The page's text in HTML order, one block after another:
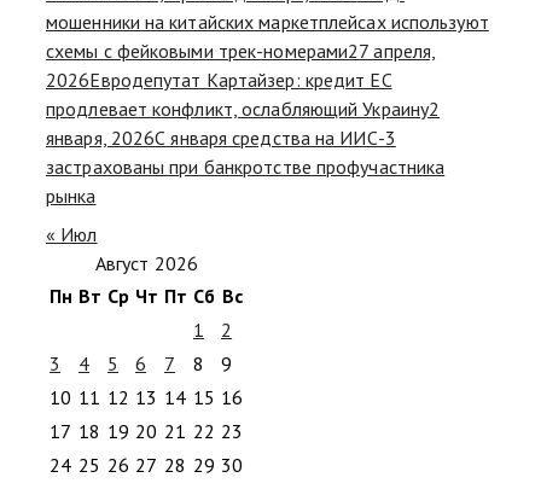
мошенники на китайских маркетплейсах используют
схемы с фейковыми трек-номерами27 апреля,
2026Евродепутат Картайзер: кредит ЕС
продлевает конфликт, ослабляющий Украину2
января, 2026С января средства на ИИС-3
застрахованы при банкротстве профучастника
рынка
« Июл
Август 2026
Пн Вт Ср Чт Пт Сб Вс
1
2
3
4 5 6 7 8
9
10 11 12 13 14 15 16
17 18 19 20 21 22 23
24 25 26 27 28 29 30